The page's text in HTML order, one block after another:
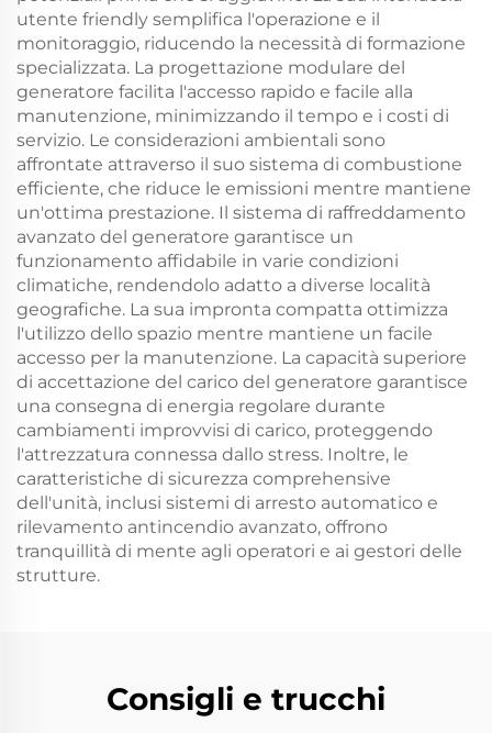
utente friendly semplifica l'operazione e il
monitoraggio, riducendo la necessità di formazione
specializzata. La progettazione modulare del
generatore facilita l'accesso rapido e facile alla
manutenzione, minimizzando il tempo e i costi di
servizio. Le considerazioni ambientali sono
affrontate attraverso il suo sistema di combustione
efficiente, che riduce le emissioni mentre mantiene
un'ottima prestazione. Il sistema di raffreddamento
avanzato del generatore garantisce un
funzionamento affidabile in varie condizioni
climatiche, rendendolo adatto a diverse località
geografiche. La sua impronta compatta ottimizza
l'utilizzo dello spazio mentre mantiene un facile
accesso per la manutenzione. La capacità superiore
di accettazione del carico del generatore garantisce
una consegna di energia regolare durante
cambiamenti improvvisi di carico, proteggendo
l'attrezzatura connessa dallo stress. Inoltre, le
caratteristiche di sicurezza comprehensive
dell'unità, inclusi sistemi di arresto automatico e
rilevamento antincendio avanzato, offrono
tranquillità di mente agli operatori e ai gestori delle
strutture.
Consigli e trucchi